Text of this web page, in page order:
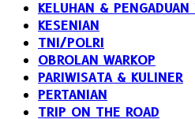
KELUHAN & PENGADUAN
KESENIAN
TNI/POLRI
OBROLAN WARKOP
PARIWISATA & KULINER
PERTANIAN
TRIP ON THE ROAD